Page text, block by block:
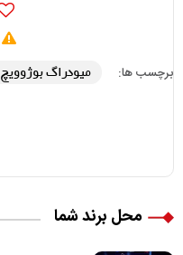
برچسب ها: میودراگ بوژوویچ
محل برند شما